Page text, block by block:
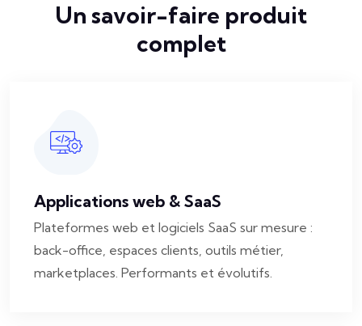
Un savoir-faire produit
complet
Applications web & SaaS
Plateformes web et logiciels SaaS sur mesure :
back-office, espaces clients, outils métier,
marketplaces. Performants et évolutifs.